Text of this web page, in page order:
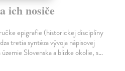
ich nosiče
epigrafie (historickej disciplíny
tretia syntéza vývoja nápisovej
Slovenska a blízke okolie, s…